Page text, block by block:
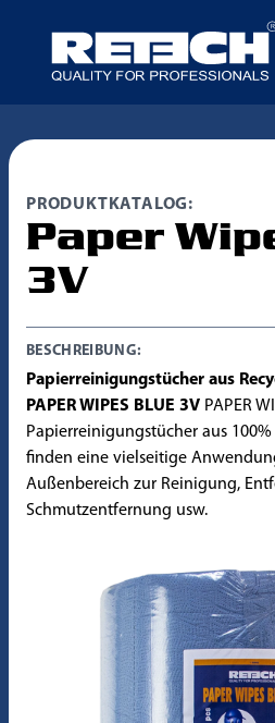
PRODUKTKATALOG:
Paper
3V
BESCHREIBUNG:
Papierreinigungstücher aus
PAPER WIPES BLUE 3V PAPER
Papierreinigungstücher aus
finden eine vielseitige
Außenbereich zur Reinigung,
Schmutzentfernung usw.